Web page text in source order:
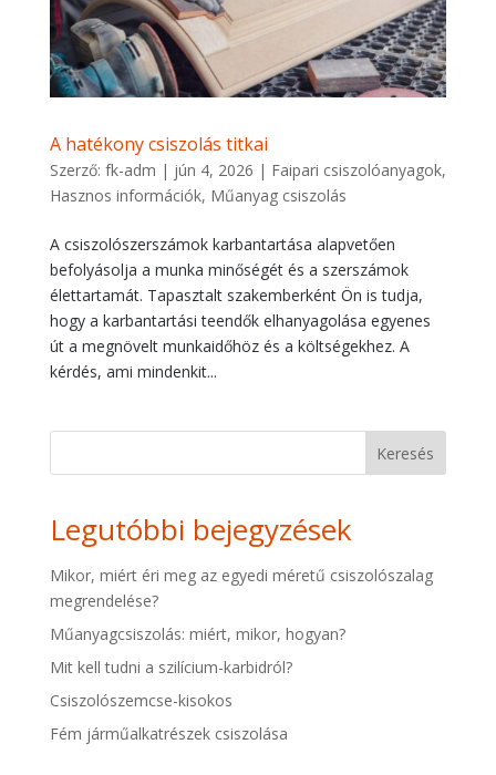
A hatékony csiszolás titkai
Szerző: fk-adm | jún 4, 2026 | Faipari csiszolóanyagok,
Hasznos információk, Műanyag csiszolás
A csiszolószerszámok karbantartása alapvetően
befolyásolja a munka minőségét és a szerszámok
élettartamát. Tapasztalt szakemberként Ön is tudja,
hogy a karbantartási teendők elhanyagolása egyenes
út a megnövelt munkaidőhöz és a költségekhez. A
kérdés, ami mindenkit...
Keresés
Legutóbbi bejegyzések
Mikor, miért éri meg az egyedi méretű csiszolószalag
megrendelése?
Műanyagcsiszolás: miért, mikor, hogyan?
Mit kell tudni a szilícium-karbidról?
Csiszolószemcse-kisokos
Fém járműalkatrészek csiszolása